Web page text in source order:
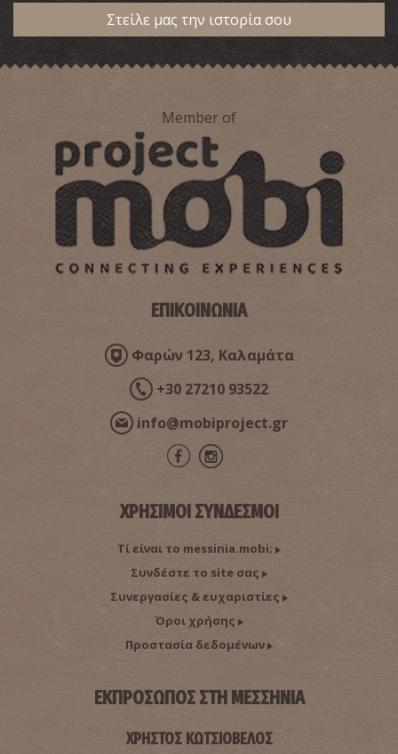
Στείλε μας την ιστορία σου
Member of
ΕΠΙΚΟΙΝΩΝΙΑ
Φαρών 123, Καλαμάτα
+30 27210 93522
info@mobiproject.gr
ΧΡΗΣΙΜΟΙ ΣΥΝΔΕΣΜΟΙ
Τί είναι το messinia.mobi;
Συνδέστε το site σας
Συνεργασίες & ευχαριστίες
Όροι χρήσης
Προστασία δεδομένων
ΕΚΠΡΟΣΩΠΟΣ ΣΤΗ ΜΕΣΣΗΝΙΑ
ΧΡΗΣΤΟΣ ΚΩΤΣΙΟΒΕΛΟΣ